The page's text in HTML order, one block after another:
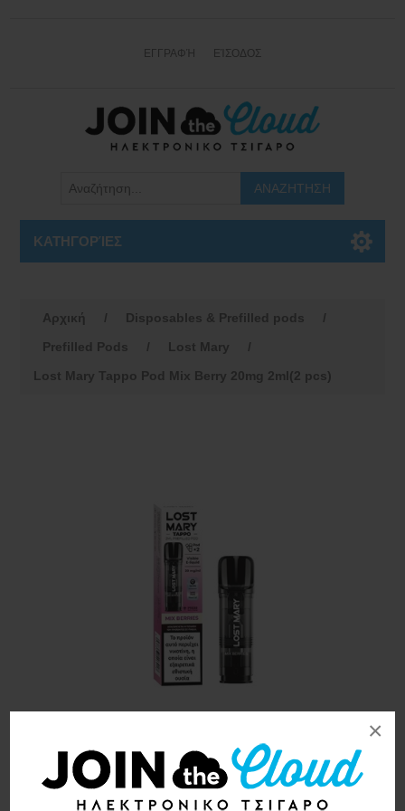
×
ΕΓΓΡΑΦΉ ΕΊΣΟΔΟΣ
ΚΑΤΗΓΟΡΊΕΣ
Αρχική / Disposables & Prefilled pods
/
Prefilled Pods
/ Lost Mary
/
Lost Mary Tappo Pod Mix Berry 20mg 2ml(2 pcs)
Lost Mary Tappo Pod Mix